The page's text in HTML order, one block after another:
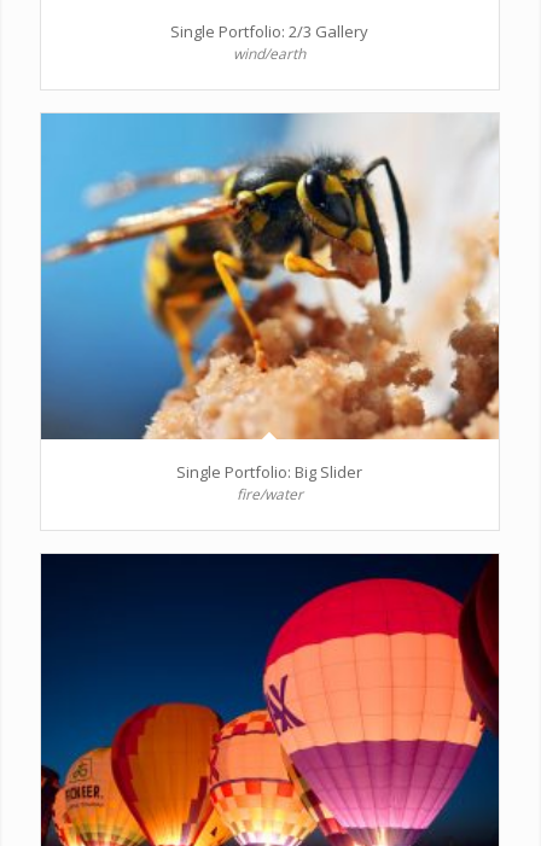
Single Portfolio: 2/3 Gallery
wind/earth
Single Portfolio: Big Slider
fire/water